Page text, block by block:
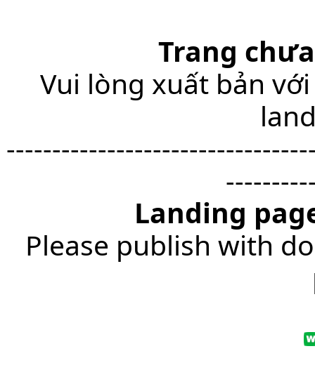
Trang
Vui lòng xuất bản
Landing
Please publish with